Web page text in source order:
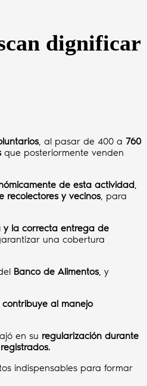
dignificar
, al pasar de 400 a 760
que posteriormente venden
de esta actividad,
recolectores y vecinos, para
y la correcta entrega de
una cobertura
Banco de Alimentos, y
al manejo
en su regularización durante
.
indispensables para formar